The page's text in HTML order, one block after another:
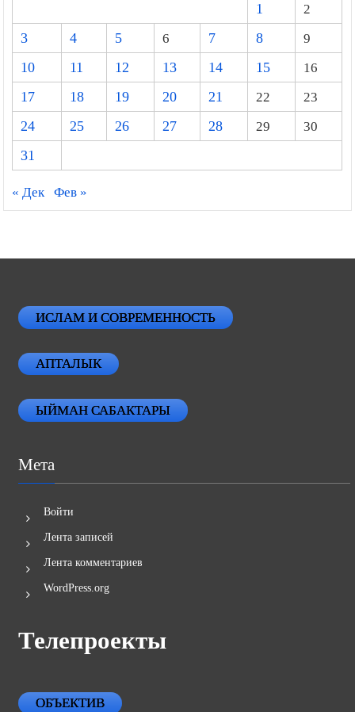
1
2
3
4 5 6 7 8
9
10
11 12 13 14 15
16
17
18 19 20 21 22
23
24
25 26 27 28 29
30
31
« Дек Фев »
ИСЛАМ И СОВРЕМЕННОСТЬ
АПТАЛЫК
ЫЙМАН САБАКТАРЫ
Мета
Войти
Лента записей
Лента комментариев
WordPress.org
Телепроекты
ОБЪЕКТИВ